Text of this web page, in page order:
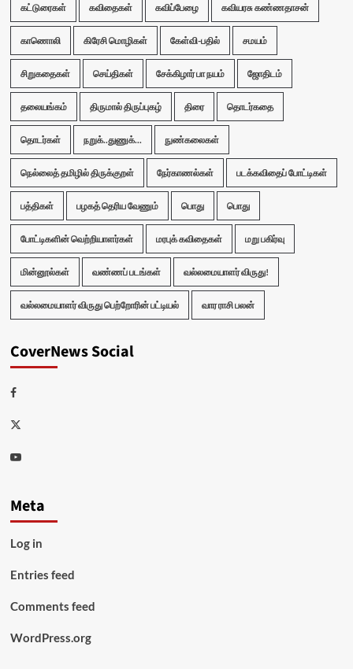
கட்டுரைகள் கவிதைகள் கவிப்பேழை கவியரசு கண்ணதாசன்
காணொலி கிரேசி மொழிகள் கேள்வி-பதில் சமயம்
சிறுகதைகள் செய்திகள் சேக்கிழார் பா நயம் ஜோதிடம்
தலையங்கம் திருமால் திருப்புகழ் திரை தொடர்கதை
தொடர்கள் நறுக்..துணுக்... நுண்கலைகள்
நெல்லைத் தமிழில் திருக்குறள் நேர்காணல்கள் படக்கவிதைப் போட்டிகள்
பத்திகள் பழகத் தெரிய வேணும் பொது பொது
போட்டிகளின் வெற்றியாளர்கள் மரபுக் கவிதைகள் மறு பகிர்வு
மின்னூல்கள் வண்ணப் படங்கள் வல்லமையாளர் விருது!
வல்லமையாளர் விருது பெற்றோரின் பட்டியல் வார ராசி பலன்
CoverNews Social
Facebook
Twitter
Youtube
Meta
Log in
Entries feed
Comments feed
WordPress.org